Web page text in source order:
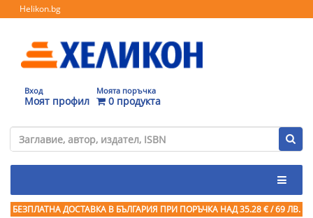
Helikon.bg
Вход
Моят профил
Моята поръчка
0 продукта
БЕЗПЛАТНА ДОСТАВКА В БЪЛГАРИЯ ПРИ ПОРЪЧКА НАД 35.28 € / 69 ЛВ.